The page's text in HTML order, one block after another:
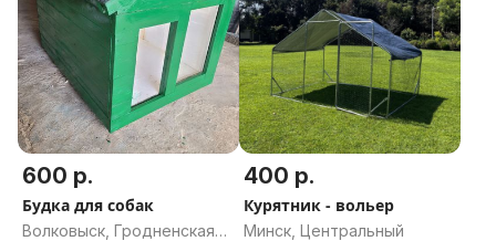
600 р.
Будка для собак
Волковыск, Гродненская
400 р.
Курятник - вольер
Минск, Центральный